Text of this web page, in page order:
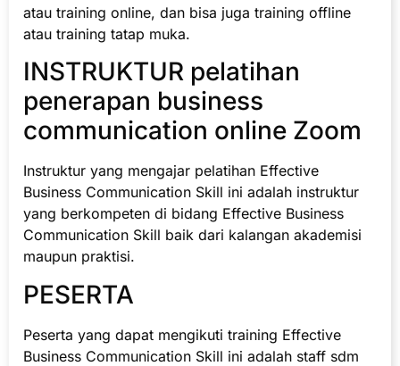
atau training online, dan bisa juga training offline
atau training tatap muka.
INSTRUKTUR pelatihan
penerapan business
communication online Zoom
Instruktur yang mengajar pelatihan Effective
Business Communication Skill ini adalah instruktur
yang berkompeten di bidang Effective Business
Communication Skill baik dari kalangan akademisi
maupun praktisi.
PESERTA
Peserta yang dapat mengikuti training Effective
Business Communication Skill ini adalah staff sdm